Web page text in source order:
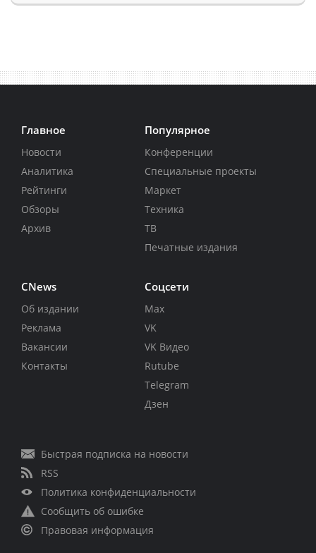
Главное
Новости
Аналитика
Рейтинги
Обзоры
Архив
Популярное
Конференции
Специальные проекты
Маркет
Техника
ТВ
Печатные издания
CNews
Об издании
Реклама
Вакансии
Контакты
Соцсети
Max
VK
VK Видео
Rutube
Telegram
Дзен
Быстрая подписка на новости
RSS
Политика конфиденциальности
Сообщить об ошибке
Правовая информация